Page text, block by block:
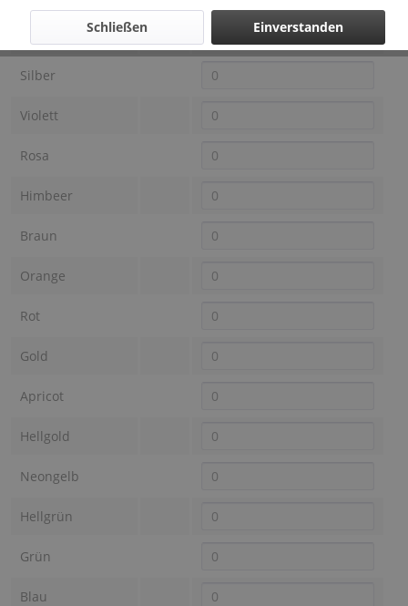
Silber
Violett
Rosa
Himbeer
Braun
Orange
Rot
Gold
Apricot
Hellgold
Neongelb
Hellgrün
Grün
Blau
Einverstanden
Schließen